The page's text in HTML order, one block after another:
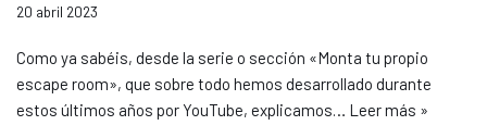
20 abril 2023
Como ya sabéis, desde la serie o sección «Monta tu propio
escape room», que sobre todo hemos desarrollado durante
estos últimos años por YouTube, explicamos… Leer más »